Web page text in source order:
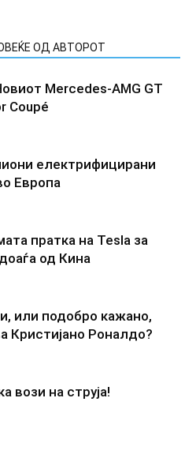
ОД АВТОРОТ
Mercedes‑AMG GT
Coupé
електрифицирани
Европа
пратка на Tesla за
од Кина
или подобро кажано,
Кристијано Роналдо?
вози на струја!